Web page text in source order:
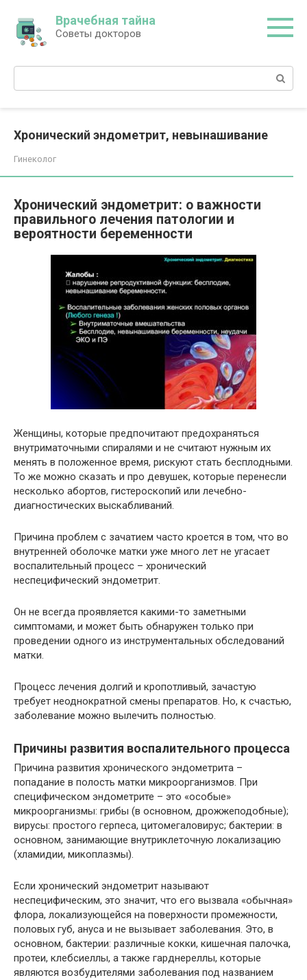
контенту
Врачебная тайна
Советы докторов
Поиск:
Хронический эндометрит, невынашивание
Гинеколог
Хронический эндометрит: о важности
правильного лечения патологии и
вероятности беременности
Женщины, которые предпочитают предохраняться
внутриматочными спиралями и не считают нужным их
менять в положенное время, рискуют стать бесплодными.
То же можно сказать и про девушек, которые перенесли
несколько абортов, гистероскопий или лечебно-
диагностических выскабливаний.
Причина проблем с зачатием часто кроется в том, что во
внутренней оболочке матки уже много лет не угасает
воспалительный процесс – хронический
неспецифический эндометрит.
Он не всегда проявляется какими-то заметными
симптомами, и может быть обнаружен только при
проведении одного из инструментальных обследований
матки.
Процесс лечения долгий и кропотливый, зачастую
требует неоднократной смены препаратов. Но, к счастью,
заболевание можно вылечить полностью.
Причины развития воспалительного процесса
Причина развития хронического эндометрита –
попадание в полость матки микроорганизмов. При
специфическом эндометрите – это «особые»
микроорганизмы: грибы (в основном, дрожжеподобные);
вирусы: простого герпеса, цитомегаловирус; бактерии: в
основном, занимающие внутриклеточную локализацию
(хламидии, микоплазмы).
Если хронический эндометрит называют
неспецифическим, это значит, что его вызвала «обычная»
флора, локализующейся на поверхности промежности,
половых губ, ануса и не вызывает заболевания. Это, в
основном, бактерии: различные кокки, кишечная палочка,
протеи, клебсиеллы, а также гарднереллы, которые
являются возбудителями заболевания под названием